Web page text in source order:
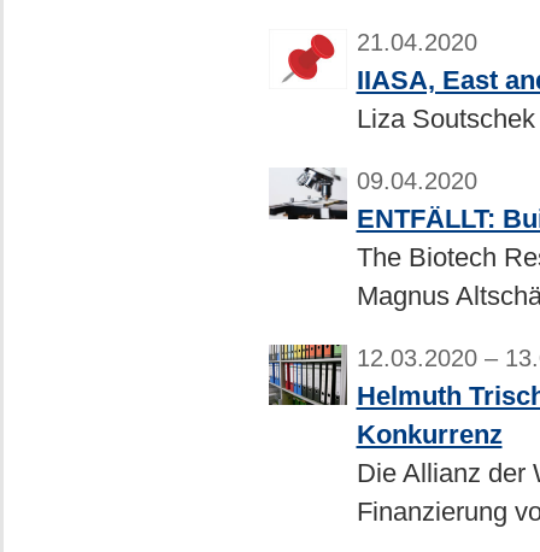
21.04.2020
IIASA, East
Liza
09.04.2020
ENTFÄLLT:
The Biotech
Magnus
12.03.2020 –
Helmuth
Konkurrenz
Die Allianz der
Finanzierung